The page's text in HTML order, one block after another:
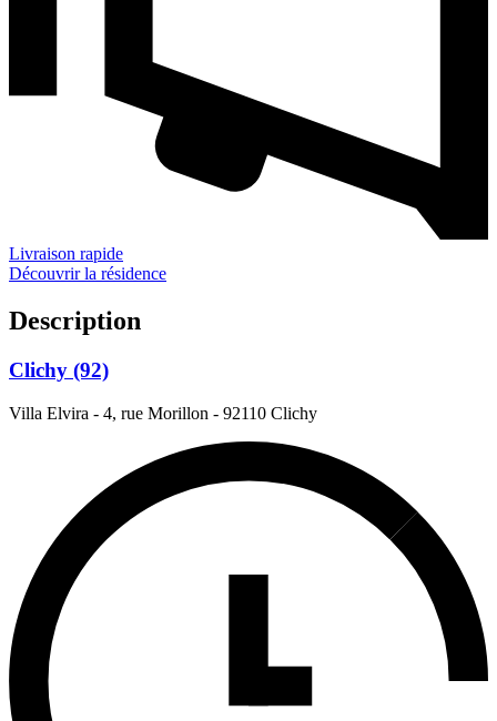
Livraison rapide
Découvrir la résidence
Description
Clichy (92)
Villa Elvira - 4, rue Morillon - 92110 Clichy